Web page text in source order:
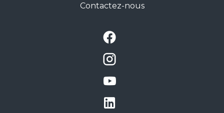
Contactez-nous